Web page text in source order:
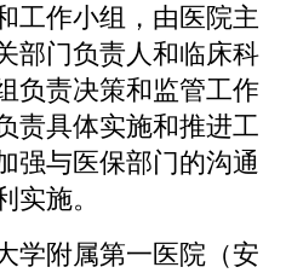
工作小组，由医院主
部门负责人和临床科
负责决策和监管工作
责具体实施和推进工
强与医保部门的沟通
实施。
学附属第一医院（安